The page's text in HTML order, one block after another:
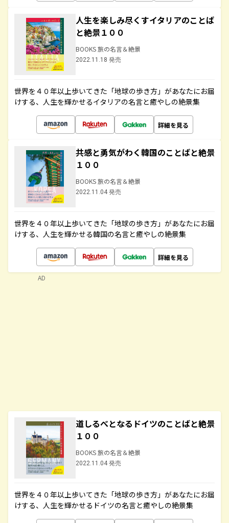
人生を楽しみ尽くすイタリアのことば
と絶景１００
BOOKS 旅の名言＆絶景
2022.11.18 発売
世界を４０年以上歩いてきた「地球の歩き方」があなたにお届
けする、人生を輝かせるイタリアの名言と癒やしの絶景集
詳細を見る
共感と勇気がわく韓国のことばと絶景
１００
BOOKS 旅の名言＆絶景
2022.11.04 発売
世界を４０年以上歩いてきた「地球の歩き方」があなたにお届
けする、人生を輝かせる韓国の名言と癒やしの絶景集
詳細を見る
道しるべとなるドイツのことばと絶景
１００
BOOKS 旅の名言＆絶景
2022.11.04 発売
世界を４０年以上歩いてきた「地球の歩き方」があなたにお届
けする、人生を輝かせるドイツの名言と癒やしの絶景集
AD